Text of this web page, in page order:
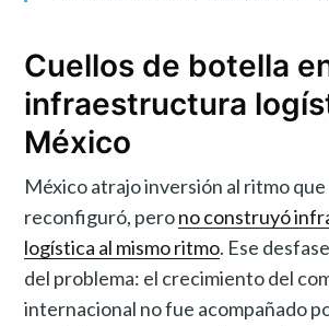
Cuellos de botella
infraestructura
México
México atrajo inversión al ritmo que
reconfiguró, perono construyó
logística al mismo ritmo. Ese
del problema: el crecimiento del
internacional no fue acompañado